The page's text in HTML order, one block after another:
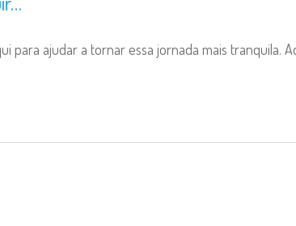
para ajudar a tornar essa jornada mais tranquila.